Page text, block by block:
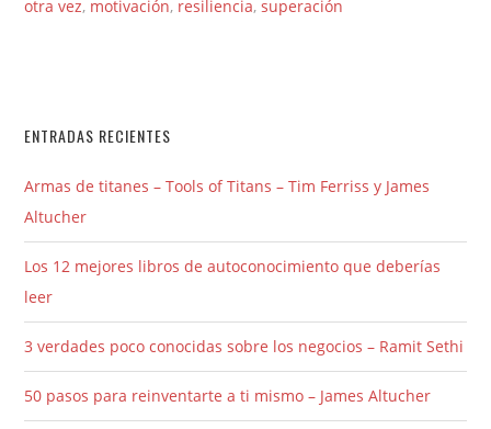
otra vez, motivación, resiliencia,superación
ENTRADAS RECIENTES
Armas de titanes – Tools of Titans – Tim Ferriss y James
Altucher
Los 12 mejores libros de autoconocimiento que deberías
leer
3 verdades poco conocidas sobre los negocios – Ramit Sethi
50 pasos para reinventarte a ti mismo – James Altucher